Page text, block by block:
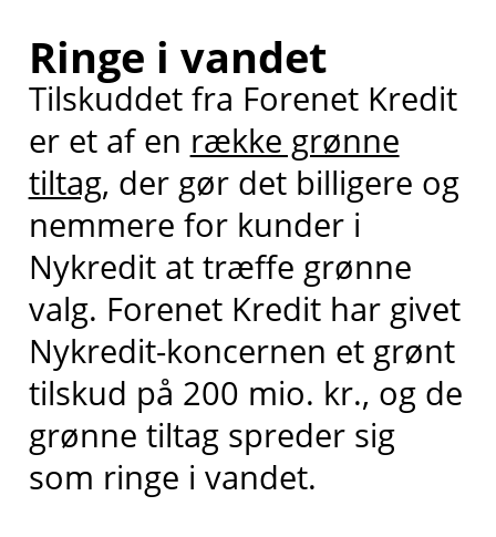
Ringe i vandet
Tilskuddet fra Forenet Kredit
er et af en række grønne
tiltag, der gør det billigere og
nemmere for kunder i
Nykredit at træffe grønne
valg. Forenet Kredit har givet
Nykredit-koncernen et grønt
tilskud på 200 mio. kr., og de
grønne tiltag spreder sig
som ringe i vandet.